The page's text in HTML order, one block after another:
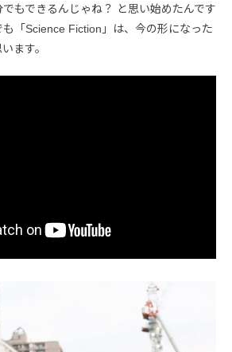
もできるんじゃね？ と思い始めたんです
「Science Fiction」は、今の形になった
ます。